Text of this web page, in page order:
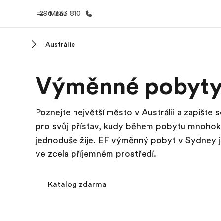
Menu
296 333 810
Vítejte v EF
Podívejte se,
děláme
Austrálie
Výměnné
Poznejte největší město v Austrálii a zapište
pro svůj přístav, kudy během pobytu
jednoduše žije. EF výměnný pobyt v Sydney
ve zcela příjemném prostředí.
Katalog zdarma